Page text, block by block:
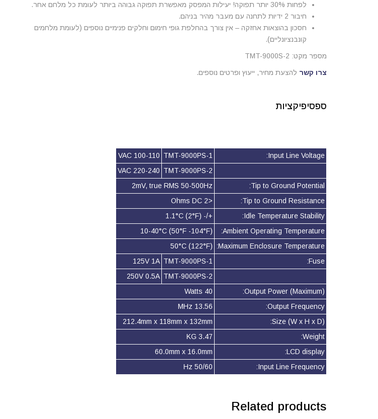
לפחות 30% יותר תפוקה! יעילות המפסק מאפשרת תפוקה גבוהה ביותר לעומת כל מלחם אחר.
חיבור 2 ידיות לתחנה עם מעבר מהיר בניהם.
חסכון בהוצאות אחזקה – אין צורך בהחלפת גופי חימום וחלקים פנימיים נוספים (לעומת מלחמים
קונבנציונליים).
מספר מקט: TMT-9000S-2
צרו קשר להצעת מחיר, ייעוץ ופרטים נוספים.
ספסיפיקציות
Input Line Voltage:
TMT-9000PS-1
100-110 VAC
TMT-9000PS-2
220-240 VAC
Tip to Ground Potential:
2mV, true RMS 50-500Hz
Tip to Ground Resistance:
<2 Ohms DC
Idle Temperature Stability:
+/- 1.1°C (2°F)
Ambient Operating Temperature:
10-40°C (50°F -104°F)
Maximum Enclosure Temperature:
50°C (122°F)
Fuse:
TMT-9000PS-1
125V 1A
TMT-9000PS-2
250V 0.5A
Output Power (Maximum):
40 Watts
Output Frequency:
13.56 MHz
Size (W x H x D):
212.4mm x 118mm x 132mm
Weight:
3.47 KG
LCD display:
60.0mm x 16.0mm
Input Line Frequency:
50/60 Hz
Related products